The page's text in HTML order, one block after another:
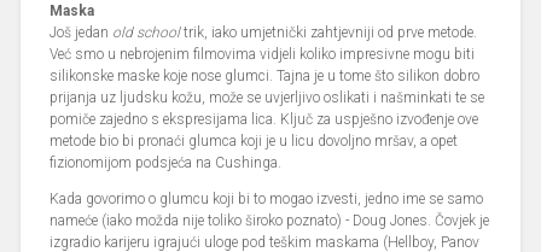
Maska
Još jedan old schooltrik, iako umjetnički zahtjevniji od prve metode.
Već smo u nebrojenim filmovima vidjeli koliko impresivne mogu biti
silikonske maske koje nose glumci. Tajna je u tome što silikon dobro
prijanja uz ljudsku kožu, može se uvjerljivo oslikati i našminkati te se
pomiče zajedno s ekspresijama lica. Ključ za uspješno izvođenje ove
metode bio bi pronaći glumca koji je u licu dovoljno mršav, a opet
fizionomijom podsjeća na Cushinga.
Kada govorimo o glumcu koji bi to mogao izvesti, jedno ime se samo
nameće (iako možda nije toliko široko poznato) - Doug Jones. Čovjek je
izgradio karijeru igrajući uloge pod teškim maskama (Hellboy, Panov